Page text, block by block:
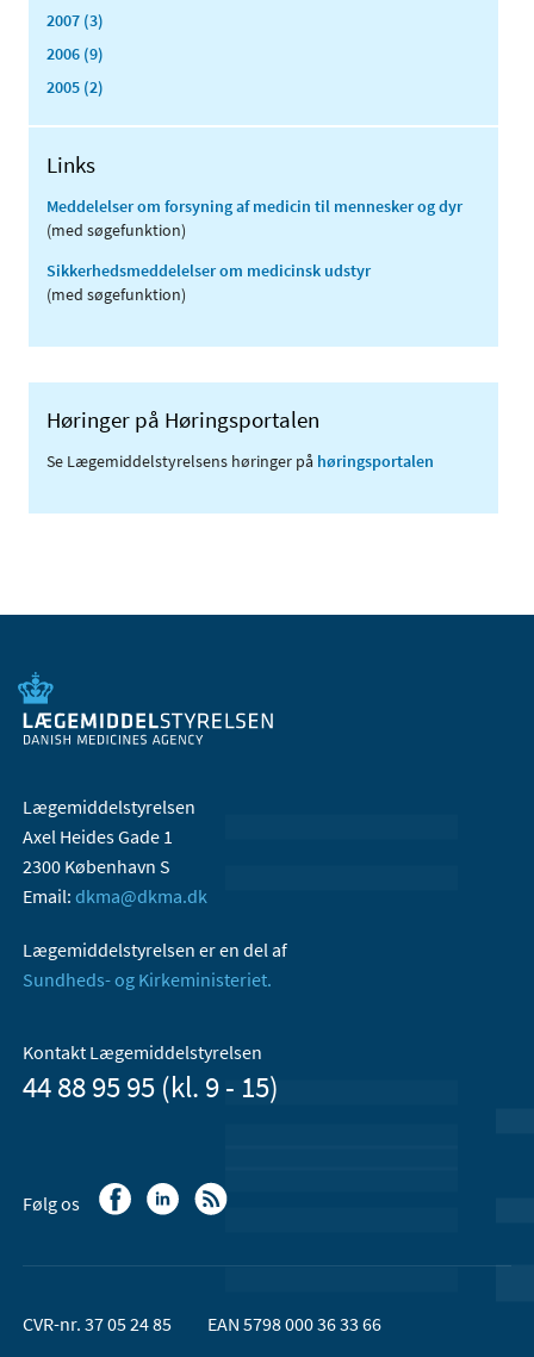
2007 (3)
2006 (9)
2005 (2)
Links
Meddelelser om forsyning af medicin til mennesker og dyr
(med søgefunktion)
Sikkerhedsmeddelelser om medicinsk udstyr
(med søgefunktion)
Høringer på Høringsportalen
Se Lægemiddelstyrelsens høringer på høringsportalen
Lægemiddelstyrelsen
Axel Heides Gade 1
2300 København S
Email: dkma@dkma.dk
Lægemiddelstyrelsen er en del af
Sundheds- og Kirkeministeriet.
Kontakt Lægemiddelstyrelsen
44 88 95 95 (kl. 9 - 15)
Følg os
CVR-nr. 37 05 24 85 EAN 5798 000 36 33 66